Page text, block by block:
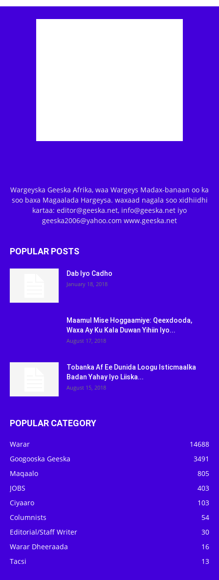
Wargeyska Geeska Afrika, waa Wargeys Madax-banaan oo ka
soo baxa Magaalada Hargeysa. waxaad nagala soo xidhiidhi
kartaa: editor@geeska.net, info@geeska.net iyo
geeska2006@yahoo.com www.geeska.net
POPULAR POSTS
Dab Iyo Cadho
January 18, 2018
Maamul Mise Hoggaamiye: Qeexdooda,
Waxa Ay Ku Kala Duwan Yihiin Iyo...
August 17, 2018
Tobanka Af Ee Dunida Loogu Isticmaalka
Badan Yahay Iyo Liiska...
August 15, 2018
POPULAR CATEGORY
Warar
14688
Googooska Geeska
3491
Maqaalo
805
JOBS
403
Ciyaaro
103
Columnists
54
Editorial/Staff Writer
30
Warar Dheeraada
16
Tacsi
13